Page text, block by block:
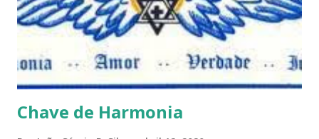
de que teremos mais perguntas do que respostas, mais
reflexões do que formulações prontas, pois as perguntas
parecem contribuir mais para o aprendizado do que as
afirmações. Quem de nós pode de fato afirmar alguma coi...
Chave de Harmonia